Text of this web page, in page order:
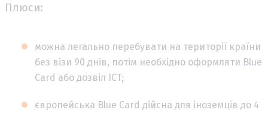
Плюси:
можна легально перебувати на території країни
без візи 90 днів, потім необхідно оформляти Blue
Card або дозвіл ICT;
європейська Blue Card дійсна для іноземців до 4